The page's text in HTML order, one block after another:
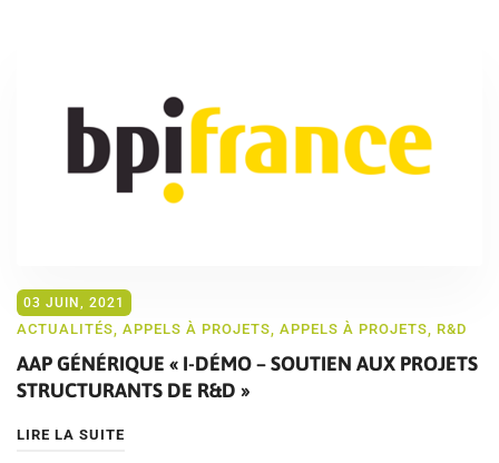
03 JUIN, 2021
ACTUALITÉS APPELS À PROJETS APPELS À PROJETS R&D
AAP GÉNÉRIQUE « I-DÉMO – SOUTIEN AUX PROJETS
STRUCTURANTS DE R&D »
LIRE LA SUITE